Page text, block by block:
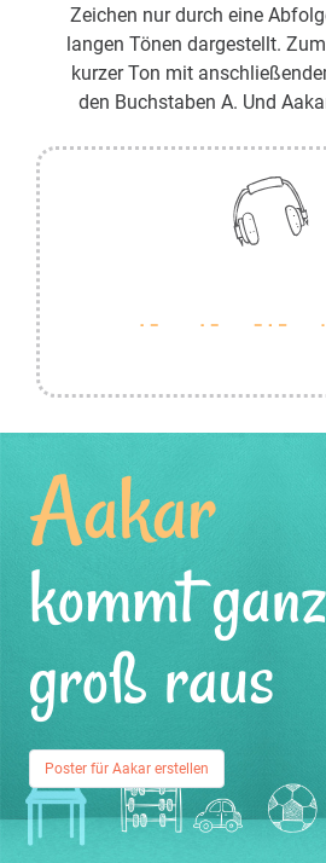
Zeichen nur durch eine
langen Tönen dargestellt.
kurzer Ton mit
den Buchstaben A. Und
Aakar
kommt ganz
groß raus
Poster für Aakar erstellen